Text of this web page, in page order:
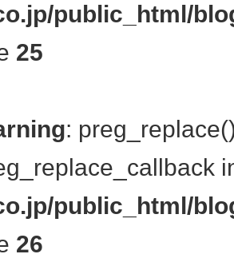
public_html/
25
:
public_html/
26